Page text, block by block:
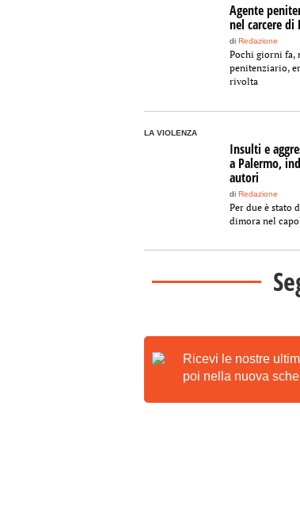
Agente
nel carcere di
di Redazione
Pochi giorni fa,
penitenziario,
rivolta
LA VIOLENZA
Insulti e
a Palermo,
autori
di Redazione
Per due è stato
dimora nel
Ricevi le nostre
poi nella nuova